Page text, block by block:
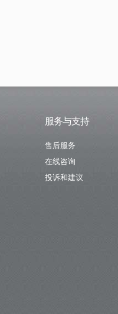
服务与支持
售后服务
在线咨询
投诉和建议